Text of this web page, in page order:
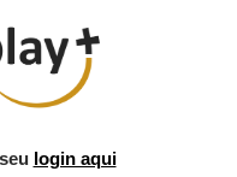
login aqui